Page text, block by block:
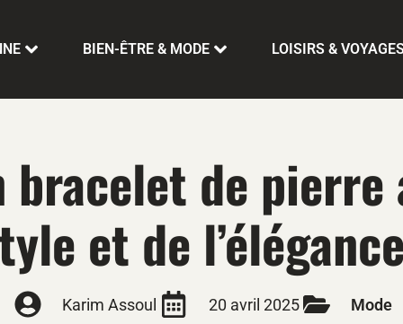
BIEN-ÊTRE & MODE LOISIRS &
de pierre
et de
Karim Assoul 20 avril 2025 Mode